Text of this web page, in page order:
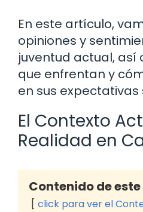
En este artículo,
opiniones y
juventud actual, así
que enfrentan y
en sus
El Contexto
Realidad en
Contenido de
click para ver el